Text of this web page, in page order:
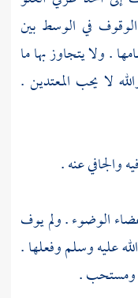
في الوسط بين
. ولا يتجاوز بها ما
لا يحب المعتدين .
والجافي عنه .
الوضوء . ولم يوف
عليه وسلم وفعلها .
ومستحب .